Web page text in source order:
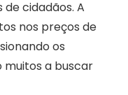
cidadãos. A
nos preços de
os
muitos a buscar